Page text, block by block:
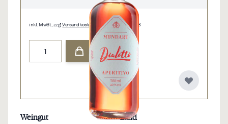
inkl. MwSt., zzgl.Versandkosten • 0,7 l • 32,14 €/l • 0403
Weingut Land